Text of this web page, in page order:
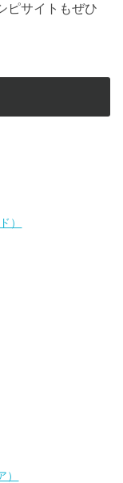
ピサイトもぜひ
）